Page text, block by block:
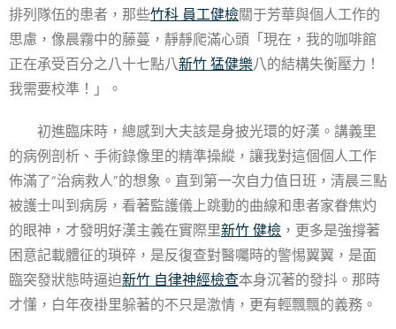
排列隊伍的患者，那些竹科 員工健檢關于芳華與個人工作的
思慮，像晨霧中的藤蔓，靜靜爬滿心頭「現在，我的咖啡館
正在承受百分之八十七點八新竹 猛健樂八的結構失衡壓力！
我需要校準！」。
初進臨床時，總感到大夫該是身披光環的好漢。講義里
的病例剖析、手術錄像里的精準操縱，讓我對這個個人工作
佈滿了“治病救人”的想象。直到第一次自力值日班，清晨三點
被護士叫到病房，看著監護儀上跳動的曲線和患者家眷焦灼
的眼神，才發明好漢主義在實際里新竹 健檢 ，更多是強撐著
困意記載體征的瑣碎，是反復查對醫囑時的警惕翼翼，是面
臨突發狀態時逼迫新竹 自律神經檢查本身沉著的發抖。那時
才懂，白年夜褂里躲著的不只是激情，更有輕飄飄的義務。